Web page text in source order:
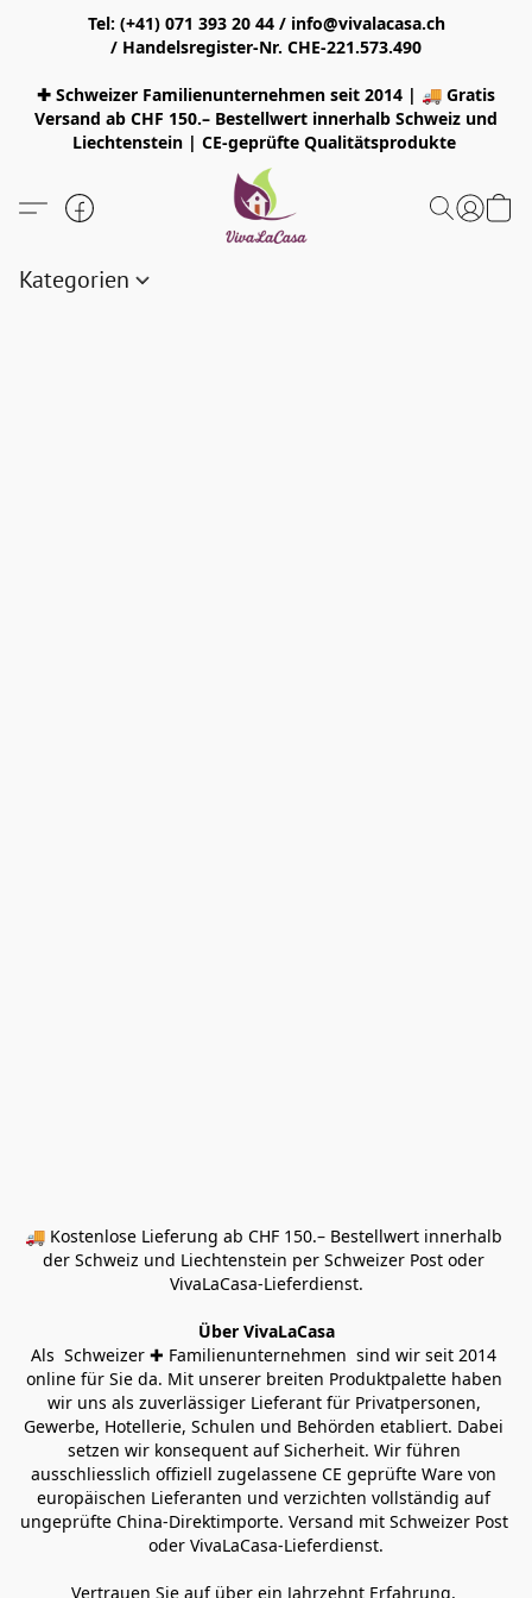
Tel: (+41) 071 393 20 44 / info@vivalacasa.ch
/ Handelsregister-Nr. CHE-221.573.490
✚ Schweizer Familienunternehmen seit 2014 | 🚚 Gratis
Versand ab CHF 150.– Bestellwert innerhalb Schweiz und
Liechtenstein | CE-geprüfte Qualitätsprodukte
Kategorien
🚚 Kostenlose Lieferung ab CHF 150.– Bestellwert innerhalb
der Schweiz und Liechtenstein per Schweizer Post oder
VivaLaCasa-Lieferdienst.
Über VivaLaCasa
Als  Schweizer ✚ Familienunternehmen  sind wir seit 2014
online für Sie da. Mit unserer breiten Produktpalette haben
wir uns als zuverlässiger Lieferant für Privatpersonen,
Gewerbe, Hotellerie, Schulen und Behörden etabliert. Dabei
setzen wir konsequent auf Sicherheit. Wir führen
ausschliesslich offiziell zugelassene CE geprüfte Ware von
europäischen Lieferanten und verzichten vollständig auf
ungeprüfte China-Direktimporte. Versand mit Schweizer Post
oder VivaLaCasa-Lieferdienst.
Vertrauen Sie auf über ein Jahrzehnt Erfahrung,